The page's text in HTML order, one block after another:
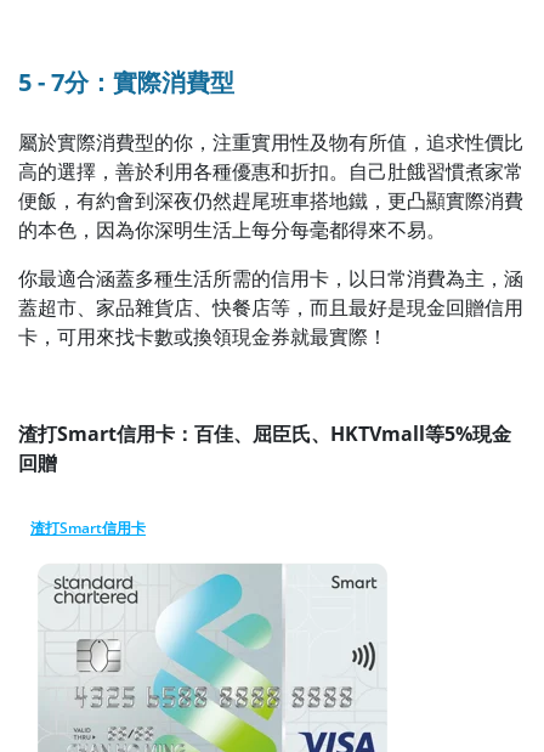
5 - 7分：實際消費型
屬於實際消費型的你，注重實用性及物有所值，追求性價比
高的選擇，善於利用各種優惠和折扣。自己肚餓習慣煮家常
便飯，有約會到深夜仍然趕尾班車搭地鐵，更凸顯實際消費
的本色，因為你深明生活上每分每毫都得來不易。
你最適合涵蓋多種生活所需的信用卡，以日常消費為主，涵
蓋超市、家品雜貨店、快餐店等，而且最好是現金回贈信用
卡，可用來找卡數或換領現金券就最實際！
渣打Smart信用卡：百佳、屈臣氏、HKTVmall等5%現金
回贈
渣打Smart信用卡